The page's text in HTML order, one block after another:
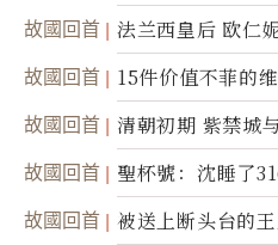
家乔治．欧威尔
故國回首 法兰西皇后 欧仁
故國回首 15件价值不菲的
故國回首 清朝初期 紫禁城
故國回首
聖杯號：沈睡了
糾紛
故國回首 被送上断头台的